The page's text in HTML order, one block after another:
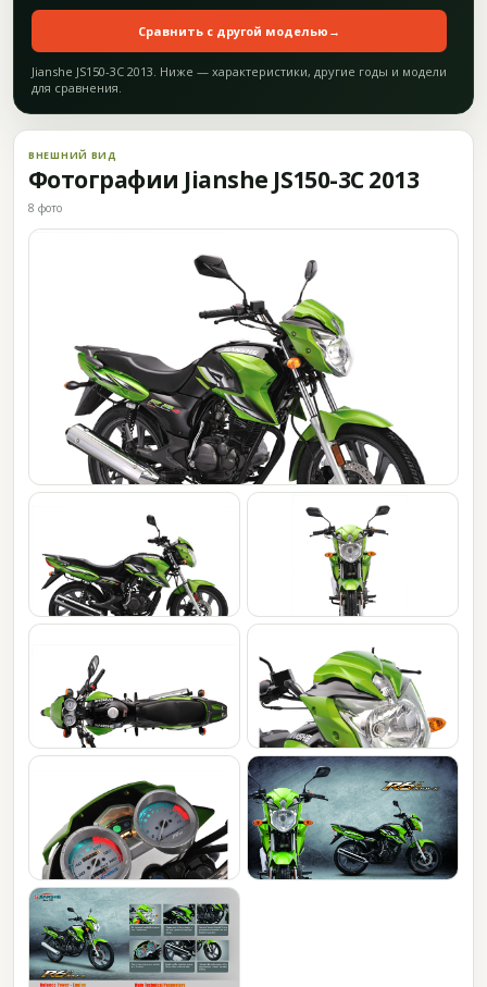
Сравнить с другой моделью →
Jianshe JS150-3C 2013. Ниже — характеристики, другие годы и модели
для сравнения.
ВНЕШНИЙ ВИД
Фотографии Jianshe JS150-3C 2013
8 фото